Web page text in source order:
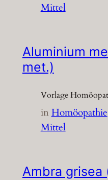
Mittel
Aluminium
met.)
Vorlage
inHomöopathie
Mittel
Ambra grisea